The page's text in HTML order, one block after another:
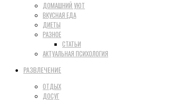
ДОМАШНИЙ УЮТ
ВКУСНАЯ ЕДА
ДИЕТЫ
РАЗНОЕ
СТАТЬИ
АКТУАЛЬНАЯ ПСИХОЛОГИЯ
РАЗВЛЕЧЕНИЕ
ОТДЫХ
ДОСУГ